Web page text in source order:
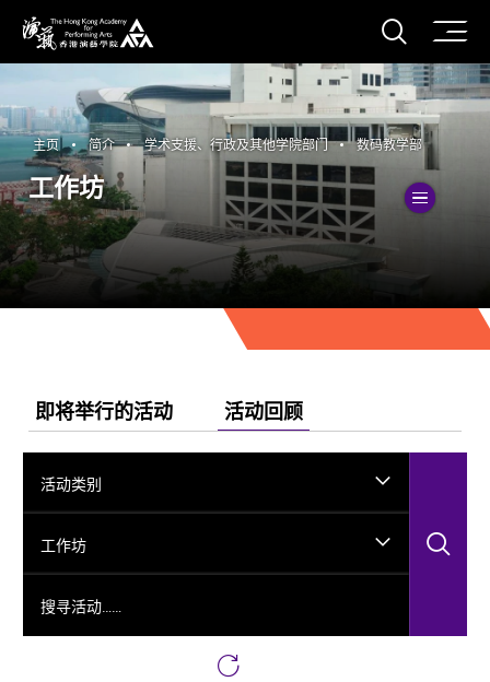
香港演艺学院
打开
主页 简介 学术支援、行政及其他学院部门 数码教学部
工作坊
切
即将举行的活动 活动回顾
活动类别
工作坊